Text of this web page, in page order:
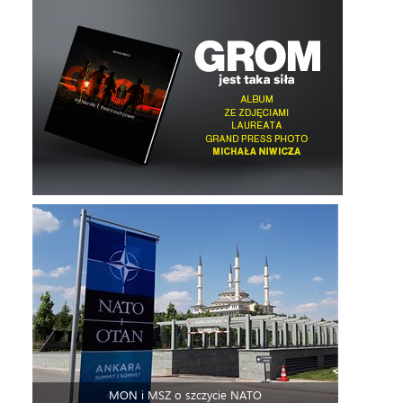
MON i MSZ o szczycie NATO